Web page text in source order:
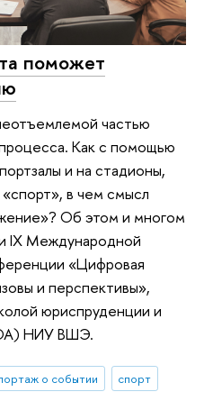
поможет
частью
Как с помощью
и на стадионы,
в чем смысл
Об этом и многом
IX Международной
«Цифровая
и перспективы»,
юриспруденции и
НИУ ВШЭ.
о событии
спорт